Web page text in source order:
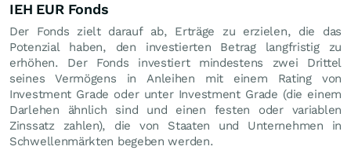
IEH EUR Fonds
Der Fonds zielt darauf ab, Erträge zu erzielen, die das
Potenzial haben, den investierten Betrag langfristig zu
erhöhen. Der Fonds investiert mindestens zwei Drittel
seines Vermögens in Anleihen mit einem Rating von
Investment Grade oder unter Investment Grade (die einem
Darlehen ähnlich sind und einen festen oder variablen
Zinssatz zahlen), die von Staaten und Unternehmen in
Schwellenmärkten begeben werden.